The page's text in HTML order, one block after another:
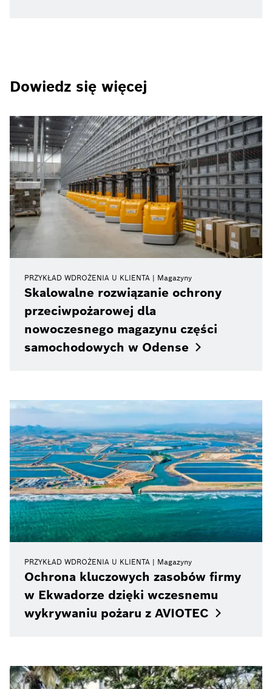
Dowiedz się więcej
PRZYKŁAD WDROŻENIA U KLIENTA Magazyny
Skalowalne rozwiązanie ochrony
przeciwpożarowej dla
nowoczesnego magazynu części
samochodowych w Odense
PRZYKŁAD WDROŻENIA U KLIENTA Magazyny
Ochrona kluczowych zasobów firmy
w Ekwadorze dzięki wczesnemu
wykrywaniu pożaru z AVIOTEC